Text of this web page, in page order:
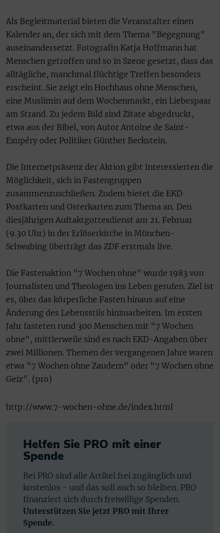
Als Begleitmaterial bieten die Veranstalter einen
Kalender an, der sich mit dem Thema "Begegnung"
auseinandersetzt. Fotografin Katja Hoffmann hat
Menschen getroffen und so in Szene gesetzt, dass das
alltägliche, manchmal flüchtige Treffen besonders
erscheint. Sie zeigt ein Hochhaus ohne Menschen,
eine Muslimin auf dem Wochenmarkt, ein Liebespaar
am Strand. Zu jedem Bild sind Zitate abgedruckt,
etwa aus der Bibel, von Autor Antoine de Saint-
Exupéry oder Politiker Günther Beckstein.
Die Internetpräsenz der Aktion gibt Interessierten die
Möglichkeit, sich in Fastengruppen
zusammenzuschließen. Zudem bietet die EKD
Postkarten und Osterkarten zum Thema an. Den
diesjährigen Auftaktgottesdienst am 21. Februar
(9.30 Uhr) in der Erlöserkirche in München-
Schwabing überträgt das ZDF erstmals live.
Die Fastenaktion "7 Wochen ohne" wurde 1983 von
Journalisten und Theologen ins Leben gerufen. Ziel ist
es, über das körperliche Fasten hinaus auf eine
Änderung des Lebensstils hinzuarbeiten. Im ersten
Jahr fasteten rund 300 Menschen mit "7 Wochen
ohne", mittlerweile sind es nach EKD-Angaben über
zwei Millionen. Themen der vergangenen Jahre waren
etwa "7 Wochen ohne Zaudern" oder "7 Wochen ohne
Geiz". (pro)
http://www.7-wochen-ohne.de/index.html
Helfen Sie PRO mit einer
Spende
Bei PRO sind alle Artikel frei zugänglich und
kostenlos - und das soll auch so bleiben. PRO
finanziert sich durch freiwillige Spenden.
Unterstützen Sie jetzt PRO mit Ihrer
Spende.